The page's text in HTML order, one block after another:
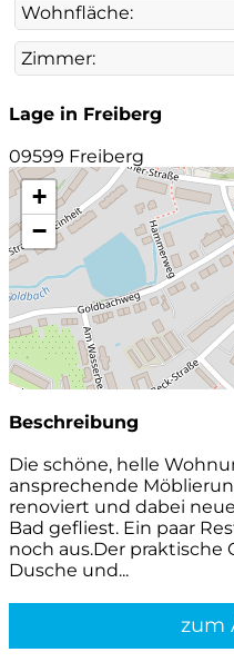
Wohnfläche:
Zimmer:
Lage in Freiberg
09599 Freiberg
+
−
Beschreibung
Die schöne, helle
ansprechende
renoviert und dabei
Bad gefliest. Ein paar
noch aus.Der praktische
Dusche und...
zum